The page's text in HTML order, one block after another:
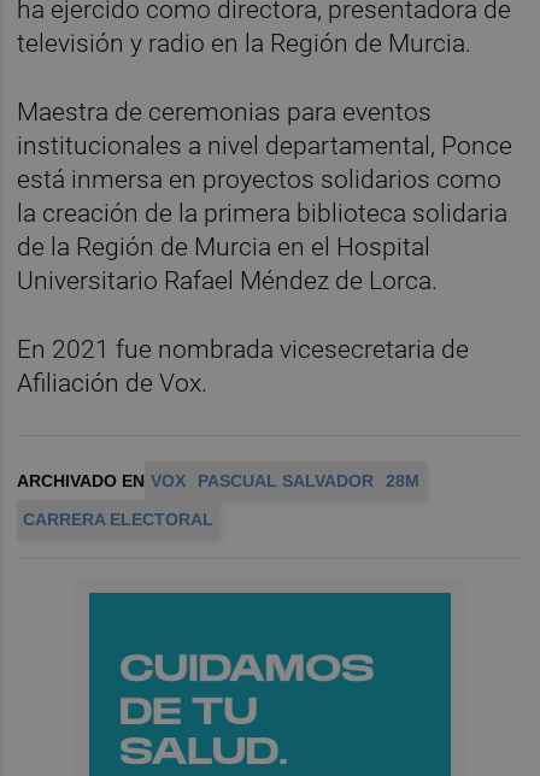
ha ejercido como directora, presentadora de
televisión y radio en la Región de Murcia.
Maestra de ceremonias para eventos
institucionales a nivel departamental, Ponce
está inmersa en proyectos solidarios como
la creación de la primera biblioteca solidaria
de la Región de Murcia en el Hospital
Universitario Rafael Méndez de Lorca.
En 2021 fue nombrada vicesecretaria de
Afiliación de Vox.
ARCHIVADO EN VOX PASCUAL SALVADOR
28M
CARRERA ELECTORAL